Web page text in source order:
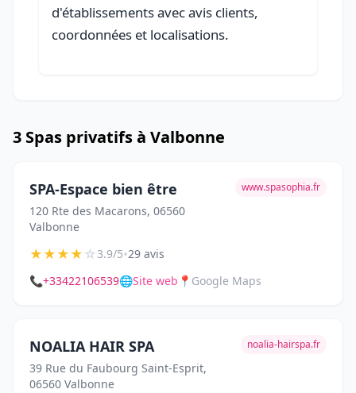
d'établissements avec avis clients,
coordonnées et localisations.
3 Spas privatifs à Valbonne
SPA-Espace bien être
120 Rte des Macarons, 06560
Valbonne
www.spasophia.fr
★★★★☆3.9/5•29 avis
📞+33422106539🌐Site web 📍 Google Maps
NOALIA HAIR SPA
39 Rue du Faubourg Saint-Esprit,
06560 Valbonne
noalia-hairspa.fr